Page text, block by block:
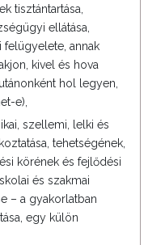
tisztántartása,
ellátása,
annak
kivel és hova
hol legyen,
e),
szellemi, lelki és
tehetségének,
körének és fejlődési
és szakmai
– a gyakorlatban
egy külön